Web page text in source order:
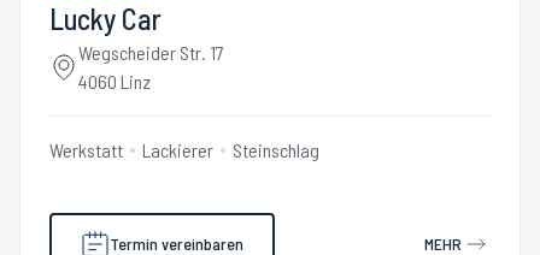
Lucky Car
Wegscheider Str. 17
4060 Linz
Werkstatt Lackierer Steinschlag
Termin vereinbaren MEHR